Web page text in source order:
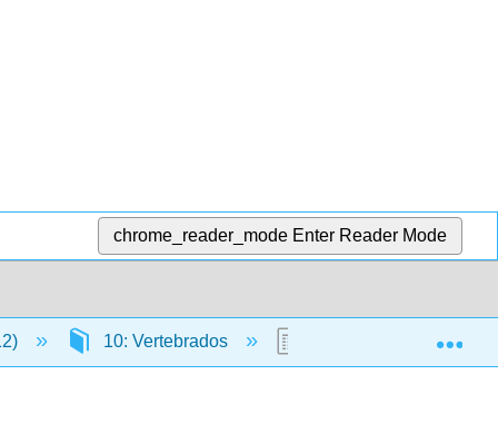
chrome_reader_mode Enter Reader Mode
10: Vertebrados 10.18: Diversidad de